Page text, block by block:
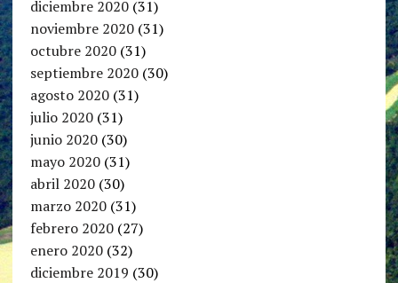
diciembre 2020(31)
noviembre 2020(31)
octubre 2020(31)
septiembre 2020(30)
agosto 2020(31)
julio 2020(31)
junio 2020(30)
mayo 2020(31)
abril 2020(30)
marzo 2020(31)
febrero 2020(27)
enero 2020(32)
diciembre 2019 (30)